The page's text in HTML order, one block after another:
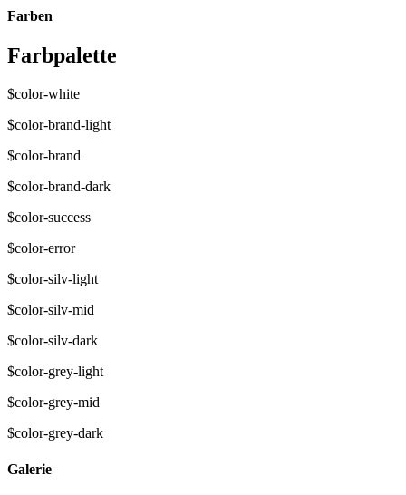
Farben
Farbpalette
$color-white
$color-brand-light
$color-brand
$color-brand-dark
$color-success
$color-error
$color-silv-light
$color-silv-mid
$color-silv-dark
$color-grey-light
$color-grey-mid
$color-grey-dark
Galerie